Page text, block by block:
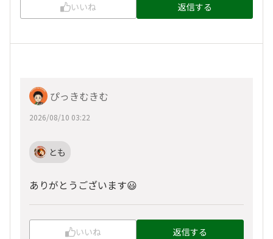
いいね 返信する
ぴっきむきむ
2026/08/10 03:22
とも
ありがとうございます😃
いいね 返信する